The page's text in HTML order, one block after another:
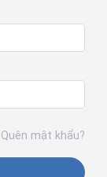
Quên mật khẩu?